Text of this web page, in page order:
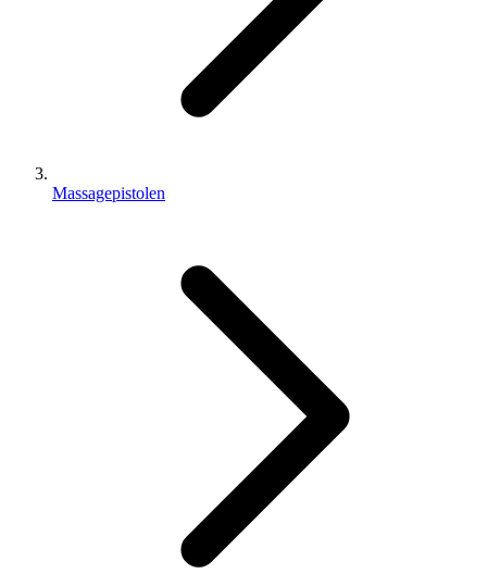
Massagepistolen